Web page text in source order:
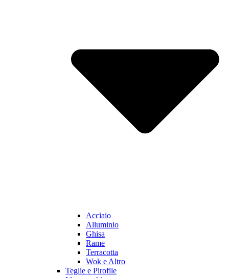
Acciaio
Alluminio
Ghisa
Rame
Terracotta
Wok e Altro
Teglie e Pirofile